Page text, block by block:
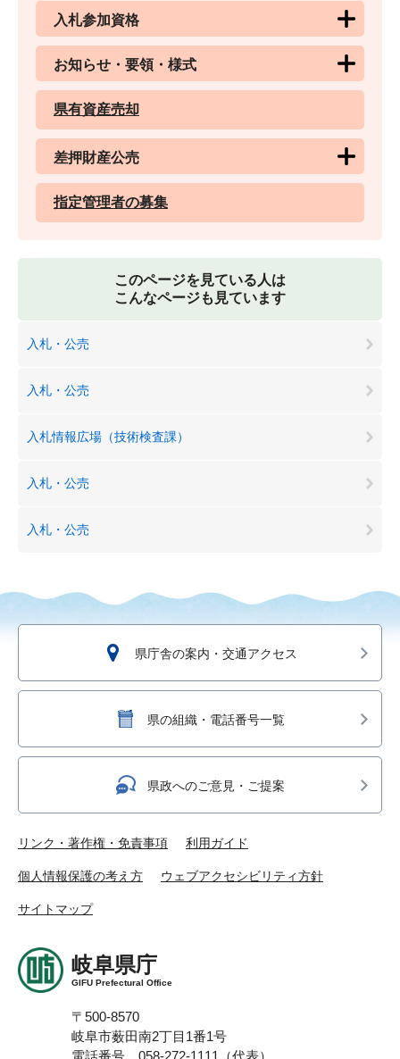
入札参加資格
お知らせ・要領・様式
県有資産売却
差押財産公売
指定管理者の募集
このページを見ている人は
こんなページも見ています
入札・公売
入札・公売
入札情報広場（技術検査課）
入札・公売
入札・公売
県庁舎の案内・交通アクセス
県の組織・電話番号一覧
県政へのご意見・ご提案
リンク・著作権・免責事項 利用ガイド
個人情報保護の考え方 ウェブアクセシビリティ方針
サイトマップ
岐阜県庁
GIFU Prefectural Office
〒500-8570
岐阜市薮田南2丁目1番1号
電話番号 058-272-1111（代表）